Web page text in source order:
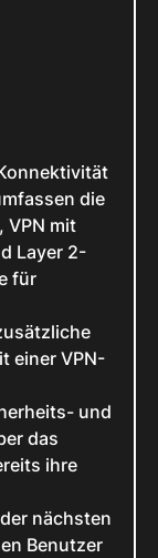
die
VPN mit
Layer 2-
für
einer VPN-
und
das
ihre
nächsten
Benutzer